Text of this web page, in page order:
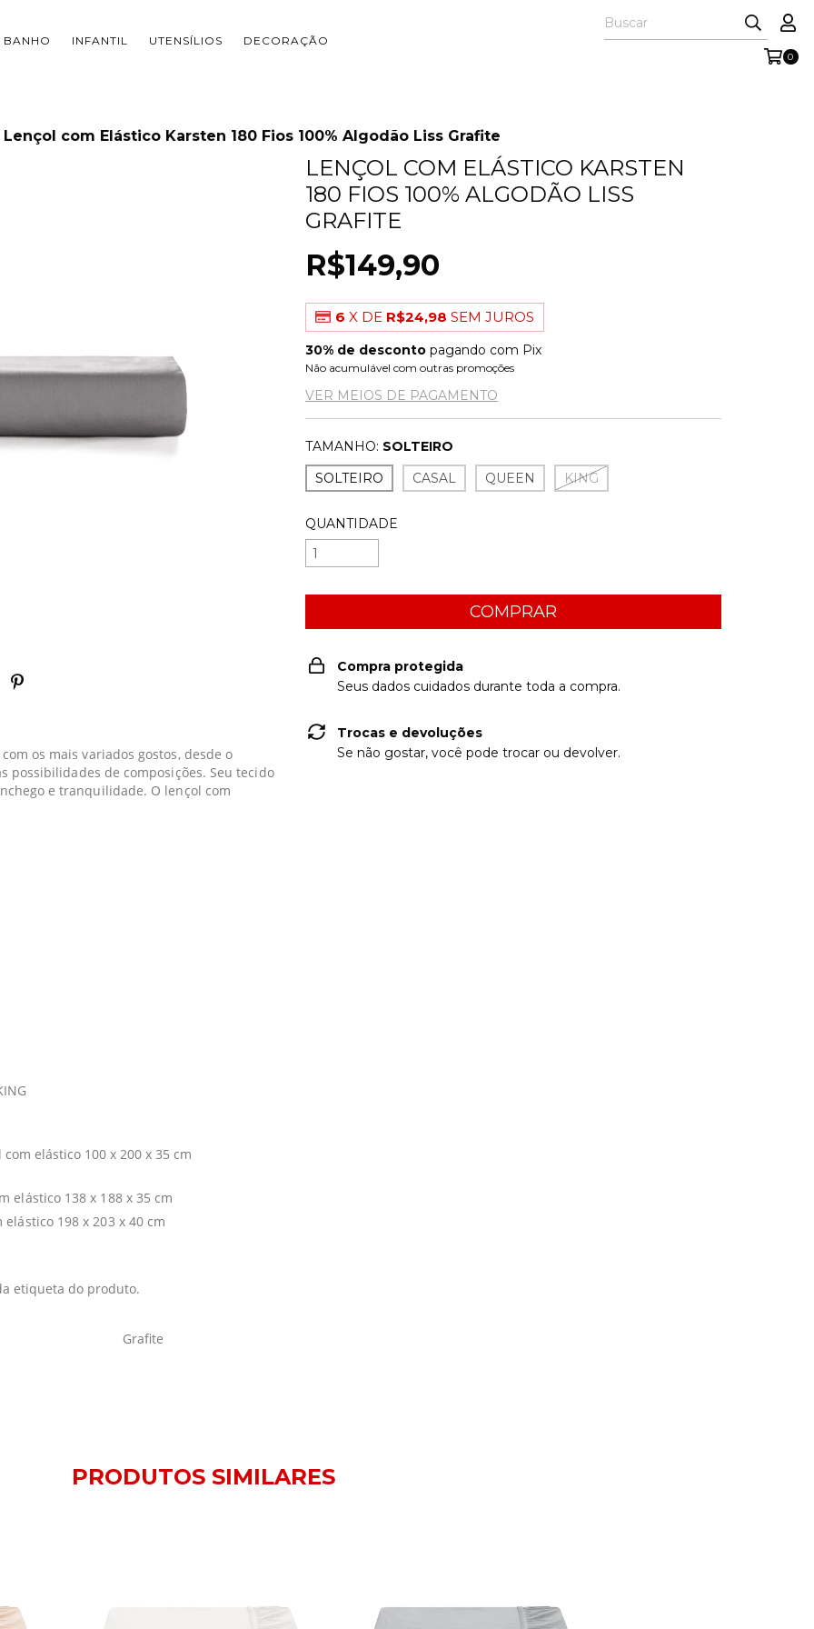
BANHO INFANTIL UTENSÍLIOS DECORAÇÃO
0
Lençol com Elástico Karsten 180 Fios 100% Algodão Liss Grafite
os mais variados gostos, desde o
possibilidades de composições. Seu tecido
e tranquilidade. O lençol com
com elástico 100 x 200 x 35 cm
elástico 138 x 188 x 35 cm
elástico 198 x 203 x 40 cm
etiqueta do produto.
Grafite
LENÇOL COM ELÁSTICO KARSTEN
180 FIOS 100% ALGODÃO LISS
GRAFITE
R$149,90
6 X DE R$24,98 SEM JUROS
30% de desconto pagando com Pix
Não acumulável com outras promoções
VER MEIOS DE PAGAMENTO
TAMANHO: SOLTEIRO
SOLTEIRO
CASAL QUEEN KING
QUANTIDADE
Compra protegida
Seus dados cuidados durante toda a compra.
Trocas e devoluções
Se não gostar, você pode trocar ou devolver.
PRODUTOS SIMILARES